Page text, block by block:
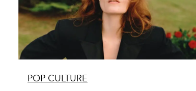
POP CULTURE